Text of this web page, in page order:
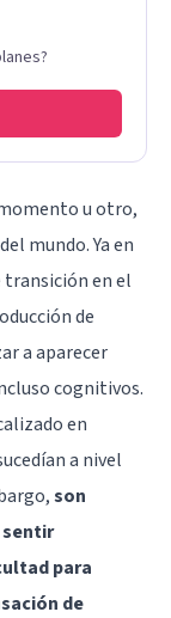
u otro,
mundo. Ya en
transición en el
de
a aparecer
cognitivos.
en
a nivel
son
sentir
para
de